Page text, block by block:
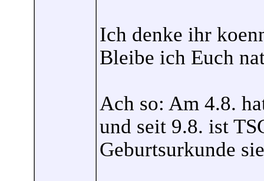
Ich denke ihr
Bleibe ich Euch
Ach so: Am 4.8.
und seit 9.8. ist
Geburtsurkunde